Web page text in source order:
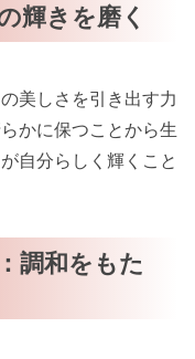
輝きを磨く
美しさを引き出す力
かに保つことから生
自分らしく輝くこと
調和をもた